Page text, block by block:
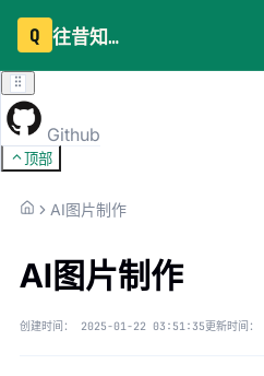
Q 往昔知识库
Github
顶部
AI图片制作
AI图片制作
创建时间： 2025-01-22 03:51:35更新时间：